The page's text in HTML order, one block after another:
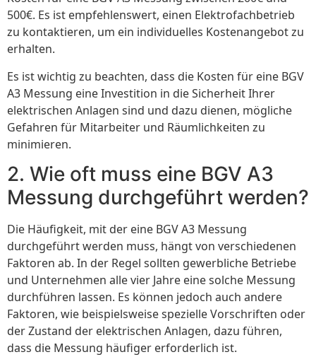
500€. Es ist empfehlenswert, einen Elektrofachbetrieb
zu kontaktieren, um ein individuelles Kostenangebot zu
erhalten.
Es ist wichtig zu beachten, dass die Kosten für eine BGV
A3 Messung eine Investition in die Sicherheit Ihrer
elektrischen Anlagen sind und dazu dienen, mögliche
Gefahren für Mitarbeiter und Räumlichkeiten zu
minimieren.
2. Wie oft muss eine BGV A3
Messung durchgeführt werden?
Die Häufigkeit, mit der eine BGV A3 Messung
durchgeführt werden muss, hängt von verschiedenen
Faktoren ab. In der Regel sollten gewerbliche Betriebe
und Unternehmen alle vier Jahre eine solche Messung
durchführen lassen. Es können jedoch auch andere
Faktoren, wie beispielsweise spezielle Vorschriften oder
der Zustand der elektrischen Anlagen, dazu führen,
dass die Messung häufiger erforderlich ist.